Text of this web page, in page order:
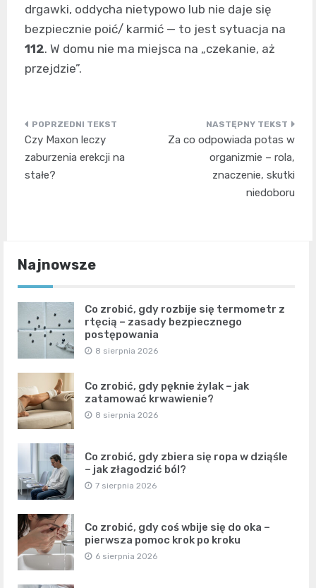
drgawki, oddycha nietypowo lub nie daje się
bezpiecznie poić/ karmić — to jest sytuacja na
112. W domu nie ma miejsca na „czekanie, aż
przejdzie”.
Nawigacja
wpisu
Czy Maxon leczy
zaburzenia erekcji na
stałe?
Za co odpowiada potas w
organizmie – rola,
znaczenie, skutki
niedoboru
Najnowsze
Co zrobić, gdy rozbije się termometr z
rtęcią – zasady bezpiecznego
postępowania
8 sierpnia 2026
Co zrobić, gdy pęknie żylak – jak
zatamować krwawienie?
8 sierpnia 2026
Co zrobić, gdy zbiera się ropa w dziąśle
– jak złagodzić ból?
7 sierpnia 2026
Co zrobić, gdy coś wbije się do oka –
pierwsza pomoc krok po kroku
6 sierpnia 2026